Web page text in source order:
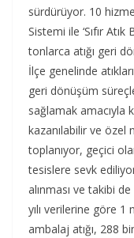
sürdürüyor. 10
Sistemi ile ‘Sıfır
tonlarca atığı geri
İlçe genelinde
geri dönüşüm
sağlamak amacıyla
kazanılabilir ve özel
toplanıyor, geçici
tesislere sevk
alınması ve takibi
yılı verilerine göre 1
ambalaj atığı, 288